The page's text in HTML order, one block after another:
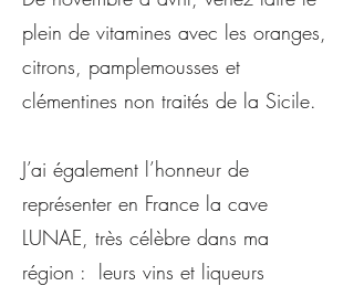
plein de vitamines avec les oranges,
citrons, pamplemousses et
clémentines non traités de la Sicile.
J’ai également l’honneur de
représenter en France la cave
LUNAE, très célèbre dans ma
région : leurs vins et liqueurs